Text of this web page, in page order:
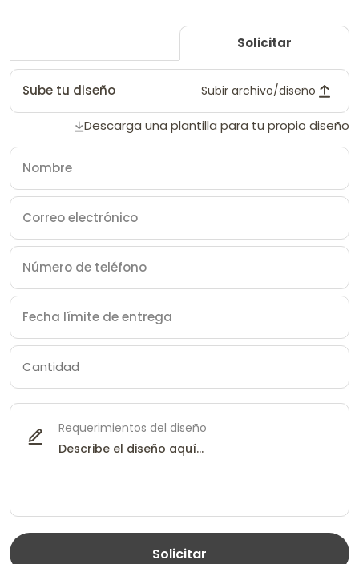
Solicitar
Sube tu diseño Subir archivo/diseño
Descarga una plantilla para tu propio diseño
Requerimientos del diseño
Solicitar